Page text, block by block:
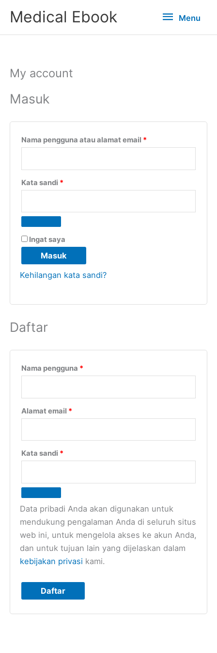
konten
Medical Ebook MenuMenu
My account
Masuk
Nama pengguna atau alamat email *
Kata sandi *
Wajib
Ingat saya
Masuk
Kehilangan kata sandi?
Daftar
Nama pengguna *
Alamat email *
Wajib
Kata sandi *
Wajib
Data pribadi Anda akan digunakan untuk
mendukung pengalaman Anda di seluruh situs
web ini, untuk mengelola akses ke akun Anda,
dan untuk tujuan lain yang dijelaskan dalam
kebijakan privasi kami.
Daftar